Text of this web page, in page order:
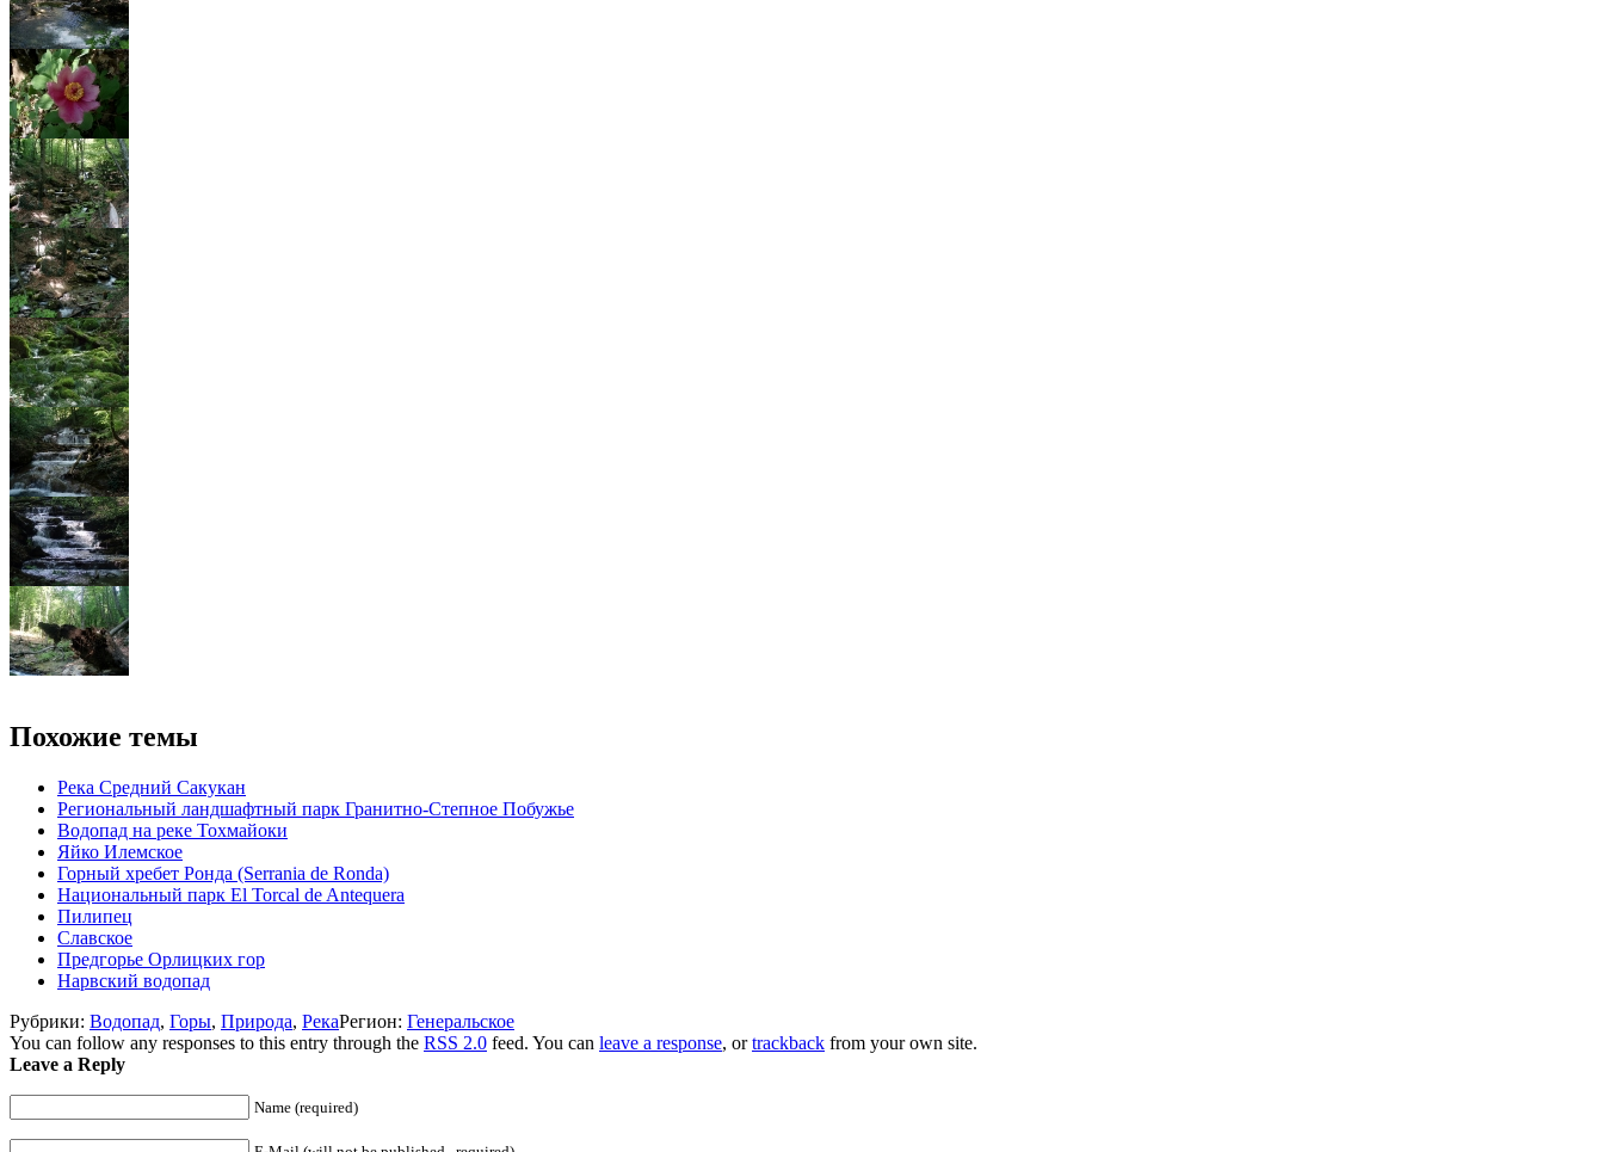
Похожие темы
Река Средний Сакукан
Региональный ландшафтный парк Гранитно-Степное Побужье
Водопад на реке Тохмайоки
Яйко Илемское
Горный хребет Ронда (Serrania de Ronda)
Национальный парк El Torcal de Antequera
Пилипец
Славское
Предгорье Орлицких гор
Нарвский водопад
Рубрики: Водопад, Горы, Природа, РекаРегион: Генеральское
You can follow any responses to this entry through the RSS 2.0 feed. You can leave a response, ortrackback from your own site.
Leave a Reply
Name (required)